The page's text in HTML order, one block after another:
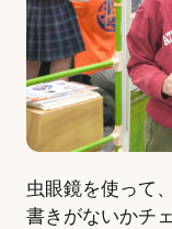
虫眼鏡を使って
書きがないかチ